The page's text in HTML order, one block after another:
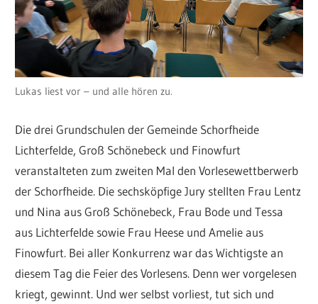
Lukas liest vor – und alle hören zu.
Die drei Grundschulen der Gemeinde Schorfheide
Lichterfelde, Groß Schönebeck und Finowfurt
veranstalteten zum zweiten Mal den Vorlesewettberwerb
der Schorfheide. Die sechsköpfige Jury stellten Frau Lentz
und Nina aus Groß Schönebeck, Frau Bode und Tessa
aus Lichterfelde sowie Frau Heese und Amelie aus
Finowfurt. Bei aller Konkurrenz war das Wichtigste an
diesem Tag die Feier des Vorlesens. Denn wer vorgelesen
kriegt, gewinnt. Und wer selbst vorliest, tut sich und